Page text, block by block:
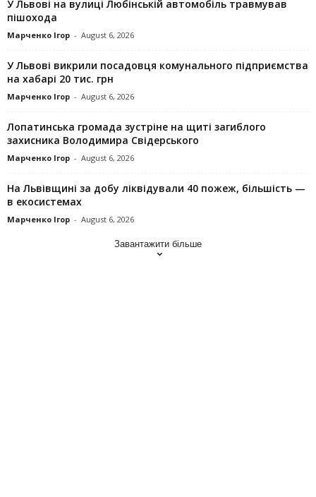
У Львові на вулиці Любінській автомобіль травмував
пішохода
Марченко Ігор - August 6, 2026
У Львові викрили посадовця комунального підприємства
на хабарі 20 тис. грн
Марченко Ігор - August 6, 2026
Лопатинська громада зустріне на щиті загиблого
захисника Володимира Свідерського
Марченко Ігор - August 6, 2026
На Львівщині за добу ліквідували 40 пожеж, більшість —
в екосистемах
Марченко Ігор - August 6, 2026
Завантажити більше